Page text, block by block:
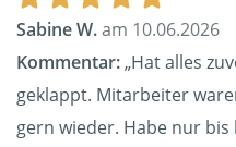
Sabine W.am 10.06.2026
Kommentar:„Hat alles
geklappt. Mitarbeiter
gern wieder. Habe nur